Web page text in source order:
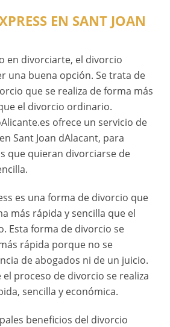
EN SANT JOAN
en divorciarte, el divorcio
una buena opción. Se trata de
que se realiza de forma más
el divorcio ordinario.
ofrece un servicio de
Sant Joan dAlacant, para
que quieran divorciarse de
es una forma de divorcio que
más rápida y sencilla que el
Esta forma de divorcio se
rápida porque no se
de abogados ni de un juicio.
el proceso de divorcio se realiza
sencilla y económica.
beneficios del divorcio